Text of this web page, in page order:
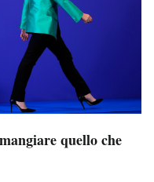
quello che